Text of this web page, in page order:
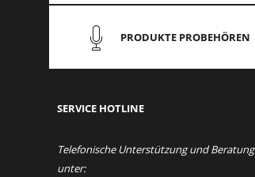
PRODUKTE PROBEHÖREN
SERVICE HOTLINE
Telefonische Unterstützung und Beratung
unter: